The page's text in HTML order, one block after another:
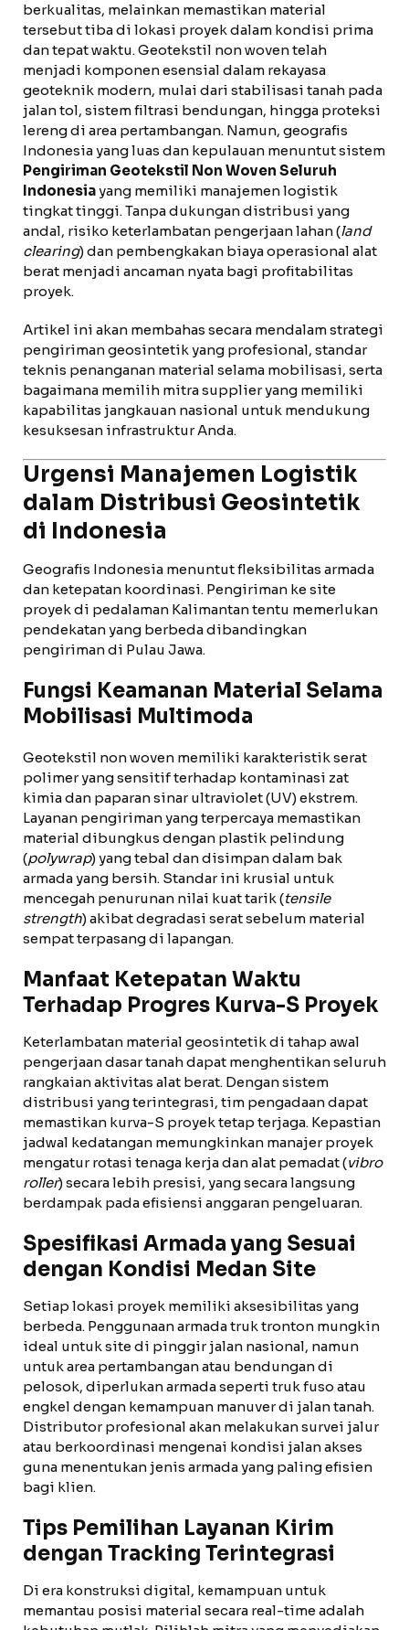
berkualitas, melainkan memastikan material
tersebut tiba di lokasi proyek dalam kondisi prima
dan tepat waktu. Geotekstil non woven telah
menjadi komponen esensial dalam rekayasa
geoteknik modern, mulai dari stabilisasi tanah pada
jalan tol, sistem filtrasi bendungan, hingga proteksi
lereng di area pertambangan. Namun, geografis
Indonesia yang luas dan kepulauan menuntut sistem
Pengiriman Geotekstil Non Woven Seluruh
Indonesiayang memiliki manajemen logistik
tingkat tinggi. Tanpa dukungan distribusi yang
andal, risiko keterlambatan pengerjaan lahan (land
clearing) dan pembengkakan biaya operasional alat
berat menjadi ancaman nyata bagi profitabilitas
proyek.
Artikel ini akan membahas secara mendalam strategi
pengiriman geosintetik yang profesional, standar
teknis penanganan material selama mobilisasi, serta
bagaimana memilih mitra supplier yang memiliki
kapabilitas jangkauan nasional untuk mendukung
kesuksesan infrastruktur Anda.
Urgensi Manajemen Logistik
dalam Distribusi Geosintetik
di Indonesia
Geografis Indonesia menuntut fleksibilitas armada
dan ketepatan koordinasi. Pengiriman ke site
proyek di pedalaman Kalimantan tentu memerlukan
pendekatan yang berbeda dibandingkan
pengiriman di Pulau Jawa.
Fungsi Keamanan Material Selama
Mobilisasi Multimoda
Geotekstil non woven memiliki karakteristik serat
polimer yang sensitif terhadap kontaminasi zat
kimia dan paparan sinar ultraviolet (UV) ekstrem.
Layanan pengiriman yang terpercaya memastikan
material dibungkus dengan plastik pelindung
(polywrap) yang tebal dan disimpan dalam bak
armada yang bersih. Standar ini krusial untuk
mencegah penurunan nilai kuat tarik (tensile
strength) akibat degradasi serat sebelum material
sempat terpasang di lapangan.
Manfaat Ketepatan Waktu
Terhadap Progres Kurva-S Proyek
Keterlambatan material geosintetik di tahap awal
pengerjaan dasar tanah dapat menghentikan seluruh
rangkaian aktivitas alat berat. Dengan sistem
distribusi yang terintegrasi, tim pengadaan dapat
memastikan kurva-S proyek tetap terjaga. Kepastian
jadwal kedatangan memungkinkan manajer proyek
mengatur rotasi tenaga kerja dan alat pemadat (vibro
roller) secara lebih presisi, yang secara langsung
berdampak pada efisiensi anggaran pengeluaran.
Spesifikasi Armada yang Sesuai
dengan Kondisi Medan Site
Setiap lokasi proyek memiliki aksesibilitas yang
berbeda. Penggunaan armada truk tronton mungkin
ideal untuk site di pinggir jalan nasional, namun
untuk area pertambangan atau bendungan di
pelosok, diperlukan armada seperti truk fuso atau
engkel dengan kemampuan manuver di jalan tanah.
Distributor profesional akan melakukan survei jalur
atau berkoordinasi mengenai kondisi jalan akses
guna menentukan jenis armada yang paling efisien
bagi klien.
Tips Pemilihan Layanan Kirim
dengan Tracking Terintegrasi
Di era konstruksi digital, kemampuan untuk
memantau posisi material secara real-time adalah